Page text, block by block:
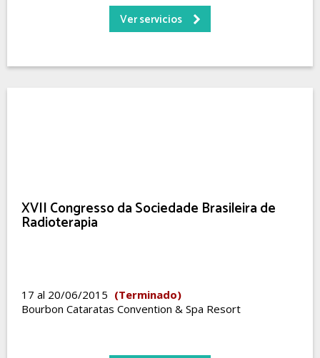
Ver servicios
XVII Congresso da Sociedade Brasileira de
Radioterapia
17 al 20/06/2015 (Terminado)
Bourbon Cataratas Convention & Spa Resort